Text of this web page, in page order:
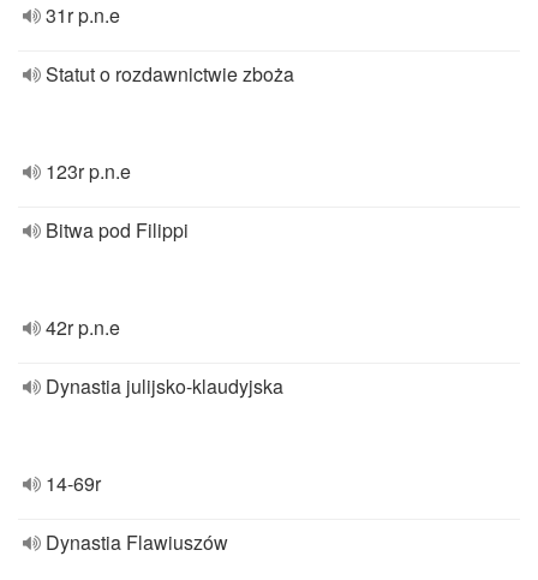
31r p.n.e
Statut o rozdawnictwie zboża
123r p.n.e
Bitwa pod Filippi
42r p.n.e
Dynastia julijsko-klaudyjska
14-69r
Dynastia Flawiuszów